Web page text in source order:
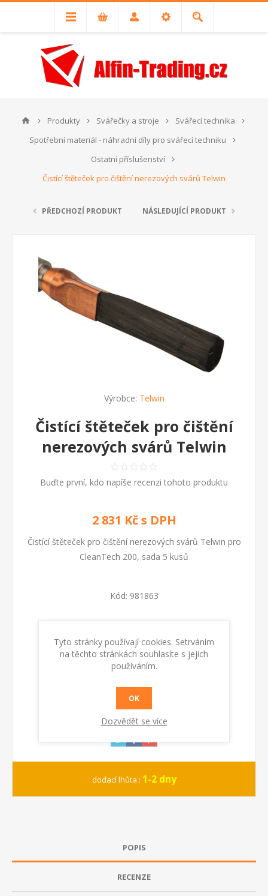
Produkty Svářečky a stroje
Svářecí technika
Spotřební materiál - náhradní díly pro svářecí techniku
Ostatní příslušenství
Čistící štěteček pro čištění nerezových svárů Telwin
PŘEDCHOZÍ PRODUKT NÁSLEDUJÍCÍ PRODUKT
Výrobce: Telwin
Čistící štěteček pro čištění
nerezových svárů Telwin
Buďte první, kdo napíše recenzi tohoto produktu
2 831 Kč s DPH
Čistící štěteček pro čištění nerezových svárů Telwin pro
CleanTech 200, sada 5 kusů
Kód: 981863
KOUPIT
dodací lhůta : 1-2 dny
POPIS
RECENZE
Tyto stránky používají cookies. Setrváním
na těchto stránkách souhlasíte s jejich
používáním.
OK
Dozvědět se více